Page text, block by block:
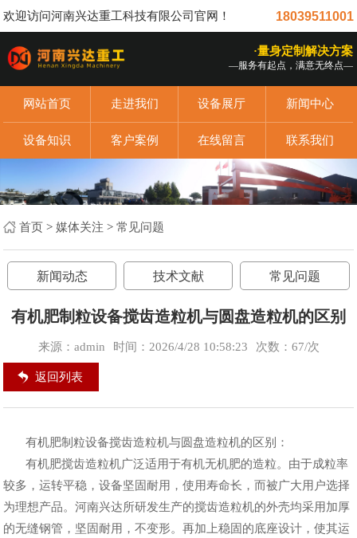
欢迎访问河南兴达重工科技有限公司官网！ 18039511001
·量身定制解决方案
—服务有起点，满意无终点—
网站首页 走进我们 设备展厅 新闻中心
设备知识 客户案例 在线留言 联系我们
首页 >媒体关注 >常见问题
新闻动态 技术文献 常见问题
有机肥制粒设备搅齿造粒机与圆盘造粒机的区别
来源：admin 时间：2026/4/28 10:58:23 次数： 67/次
返回列表
有机肥制粒设备搅齿造粒机与圆盘造粒机的区别：
有机肥搅齿造粒机广泛适用于有机无机肥的造粒。由于成粒率
较多，运转平稳，设备坚固耐用，使用寿命长，而被广大用户选择
为理想产品。河南兴达所研发生产的搅齿造粒机的外壳均采用加厚
的无缝钢管，坚固耐用，不变形。再加上稳固的底座设计，使其运